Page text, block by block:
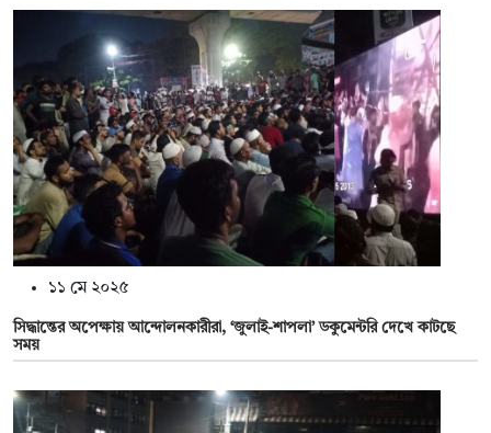
১১ মে ২০২৫
সিদ্ধান্তের অপেক্ষায় আন্দোলনকারীরা, ‘জুলাই-শাপলা’ ডকুমেন্টরি দেখে কাটছে
সময়